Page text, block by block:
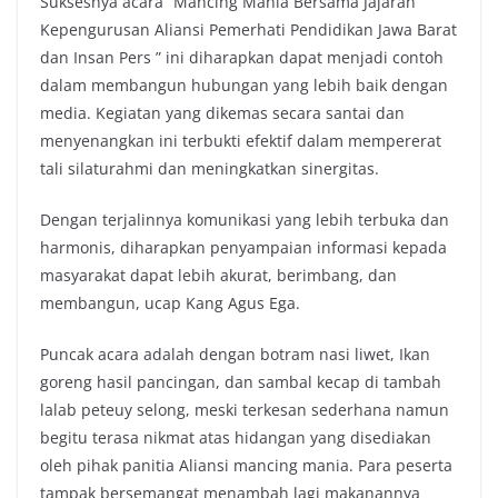
Kepengurusan Aliansi Pemerhati Pendidikan Jawa Barat
dan Insan Pers ” ini diharapkan dapat menjadi contoh
dalam membangun hubungan yang lebih baik dengan
media. Kegiatan yang dikemas secara santai dan
menyenangkan ini terbukti efektif dalam mempererat
tali silaturahmi dan meningkatkan sinergitas.
Dengan terjalinnya komunikasi yang lebih terbuka dan
harmonis, diharapkan penyampaian informasi kepada
masyarakat dapat lebih akurat, berimbang, dan
membangun, ucap Kang Agus Ega.
Puncak acara adalah dengan botram nasi liwet, Ikan
goreng hasil pancingan, dan sambal kecap di tambah
lalab peteuy selong, meski terkesan sederhana namun
begitu terasa nikmat atas hidangan yang disediakan
oleh pihak panitia Aliansi mancing mania. Para peserta
tampak bersemangat menambah lagi makanannya